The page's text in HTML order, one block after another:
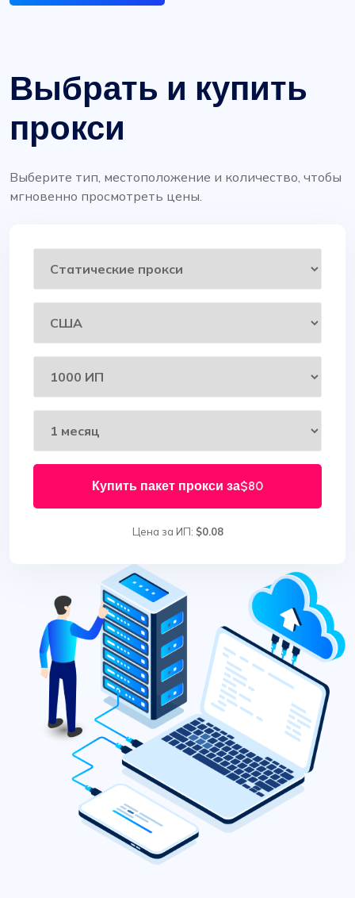
Выбрать и купить
прокси
Выберите тип, местоположение и количество, чтобы
мгновенно просмотреть цены.
Купить пакет прокси за$80
Цена за ИП: $0.08